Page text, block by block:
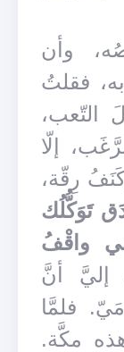
وأن
فقلتُ
التّعب،
إلّا
رِقّة،
تَوَكُّلُك
واقْفُ
إليَّ أنَّ
فلمَّا
مكَّة.